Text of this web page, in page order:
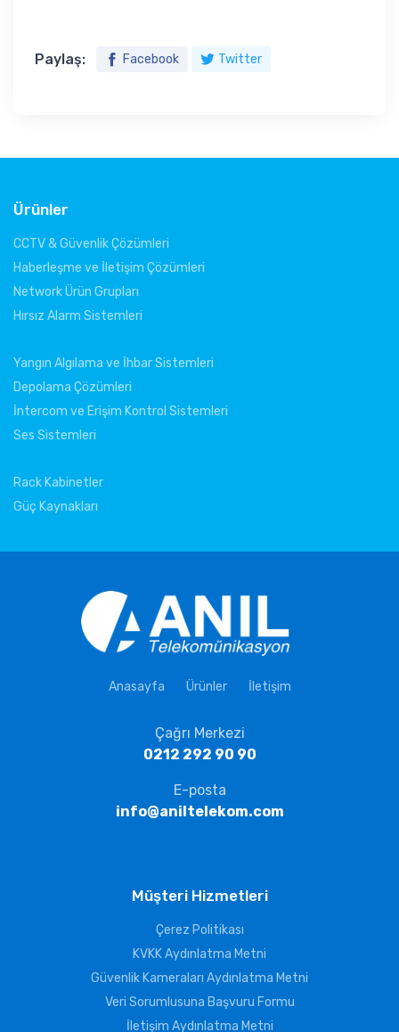
Paylaş: Facebook Twitter
Ürünler
CCTV & Güvenlik Çözümleri
Haberleşme ve İletişim Çözümleri
Network Ürün Grupları
Hırsız Alarm Sistemleri
Yangın Algılama ve İhbar Sistemleri
Depolama Çözümleri
İntercom ve Erişim Kontrol Sistemleri
Ses Sistemleri
Rack Kabinetler
Güç Kaynakları
Anasayfa Ürünler İletişim
Çağrı Merkezi
0212 292 90 90
E-posta
info@aniltelekom.com
Müşteri Hizmetleri
Çerez Politikası
KVKK Aydınlatma Metni
Güvenlik Kameraları Aydınlatma Metni
Veri Sorumlusuna Başvuru Formu
İletişim Aydınlatma Metni